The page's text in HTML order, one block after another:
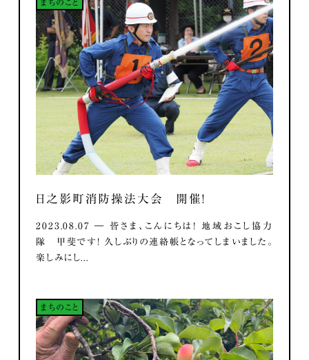
まちのこと
日之影町消防操法大会 開催！
2023.08.07 ― 皆さま、こんにちは！ 地域おこし協力
隊 甲斐です！ 久しぶりの連絡帳となってしまいました。
楽しみにし...
まちのこと